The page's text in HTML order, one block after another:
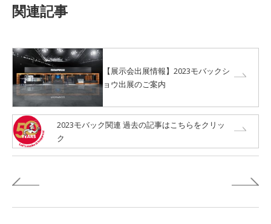
関連記事
【展示会出展情報】2023モバックシ
ョウ出展のご案内
2023モバック関連 過去の記事はこちらをクリッ
ク